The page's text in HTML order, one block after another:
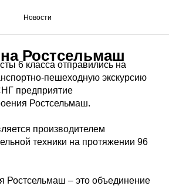
Новости
Ростсельмаш
6 класса отправились на
пешеходную экскурсию
предприятие
Ростсельмаш.
производителем
техники на протяжении 96
Ростсельмаш – это объединение